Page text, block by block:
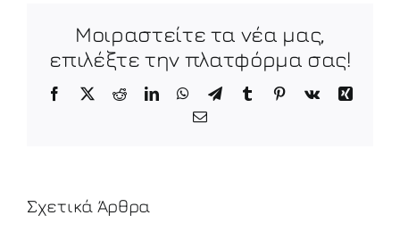
Μοιραστείτε τα νέα μας,
επιλέξτε την πλατφόρμα σας!
Facebook
X RedditLinkedInWhatsApp
TelegramTumblr Pinterest
Vk
Xing
Email
Σχετικά Άρθρα